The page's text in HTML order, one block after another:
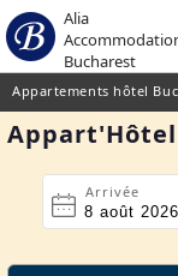
Alia
Bucharest
Appartements hôtel
Arrivée